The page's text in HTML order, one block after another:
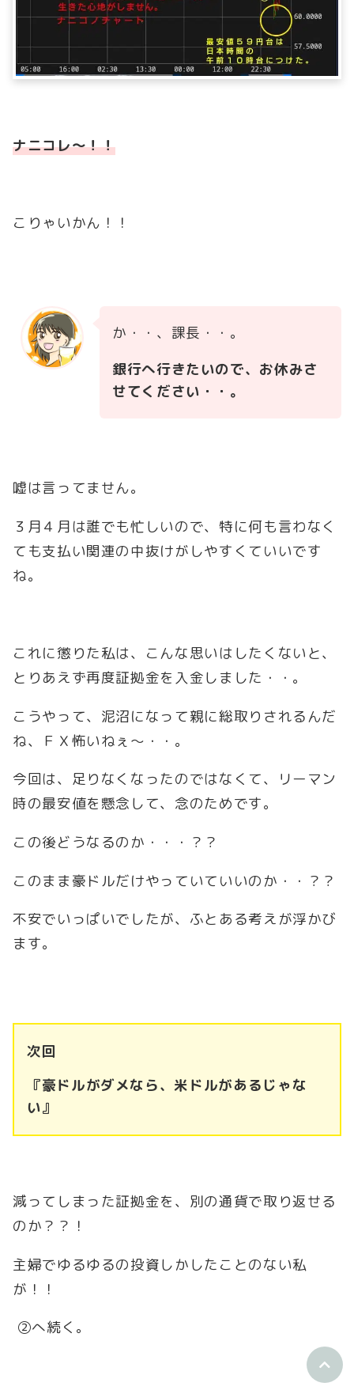
ナニコレ～！！
こりゃいかん！！
か・・、課長・・。
銀行へ行きたいので、お休みさ
せてください・・。
嘘は言ってません。
３月４月は誰でも忙しいので、特に何も言わなく
ても支払い関連の中抜けがしやすくていいです
ね。
これに懲りた私は、こんな思いはしたくないと、
とりあえず再度証拠金を入金しました・・。
こうやって、泥沼になって親に総取りされるんだ
ね、ＦＸ怖いねぇ～・・。
今回は、足りなくなったのではなくて、リーマン
時の最安値を懸念して、念のためです。
この後どうなるのか・・・？？
このまま豪ドルだけやっていていいのか・・？？
不安でいっぱいでしたが、ふとある考えが浮かび
ます。
次回
『豪ドルがダメなら、米ドルがあるじゃな
い』
減ってしまった証拠金を、別の通貨で取り返せる
のか？？！
主婦でゆるゆるの投資しかしたことのない私
が！！
②へ続く。